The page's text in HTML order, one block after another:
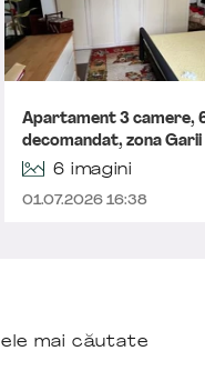
Apartament 3 camere,
decomandat, zona Garii
6 imagini
01.07.2026 16:38
mai căutate